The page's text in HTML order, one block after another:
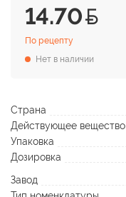
14.70
По рецепту
Нет в наличии
Страна
Действующее вещество
Упаковка
Дозировка
Завод